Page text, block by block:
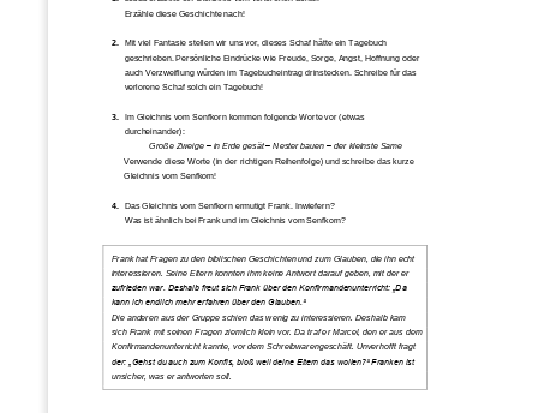
Erzähle diese Geschichte nach!
2.
Mit viel Fantasie stellen wir uns vor, dieses Schaf hätte ein Tagebuch
geschrieben. Persönliche Eindrücke wie Freude, Sorge, Angst, Hoffnung oder
auch Verzweiflung würden im Tagebucheintrag drinstecken. Schreibe für das
verlorene Schaf solch ein Tagebuch!
3. Im Gleichnis vom Senfkorn kommen folgende Worte vor (etwas
durcheinander):
Große Zweige – in Erde gesät – Nester bauen – der kleinste Same
Verwende diese Worte (in der richtigen Reihenfolge) und schreibe das kurze
Gleichnis vom Senfkorn!
4. Das Gleichnis vom Senfkorn ermutigt Frank. Inwiefern?
Was ist ähnlich bei Frank und im Gleichnis vom Senfkorn?
Frank hat Fragen zu den biblischen Geschichten und zum Glauben, die ihn echt
interessieren. Seine Eltern konnten ihm keine Antwort darauf geben, mit der er
zufrieden war. Deshalb freut sich Frank über den Konfirmandenunterricht: „Da
kann ich endlich mehr erfahren über den Glauben.“
Die anderen aus der Gruppe schien das wenig zu interessieren. Deshalb kam
sich Frank mit seinen Fragen ziemlich klein vor. Da traf er Marcel, den er aus dem
Konfirmandenunterricht kannte, vor dem Schreibwarengeschäft. Unverhofft fragt
der: „Gehst du auch zum Konfis, bloß weil deine Eltern das wollen?“ Franken ist
unsicher, was er antworten soll.